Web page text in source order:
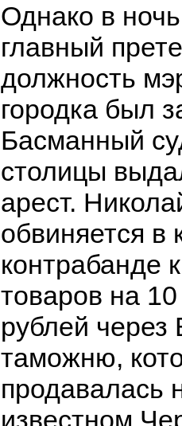
Однако в
главный
должность
городка был
Басманный
столицы
арест.
обвиняется в
контрабанде
товаров на
рублей через
таможню,
продавалась
известном